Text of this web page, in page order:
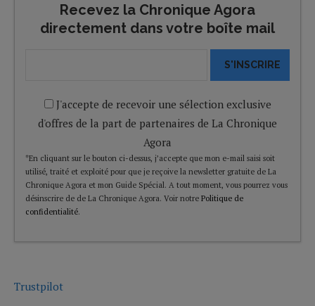
Recevez la Chronique Agora
directement dans votre boîte mail
S'INSCRIRE
J'accepte de recevoir une sélection exclusive
d'offres de la part de partenaires de La Chronique
Agora
*En cliquant sur le bouton ci-dessus, j’accepte que mon e-mail saisi soit
utilisé, traité et exploité pour que je reçoive la newsletter gratuite de La
Chronique Agora et mon Guide Spécial. A tout moment, vous pourrez vous
désinscrire de de La Chronique Agora. Voir notre Politique de
confidentialité.
Trustpilot